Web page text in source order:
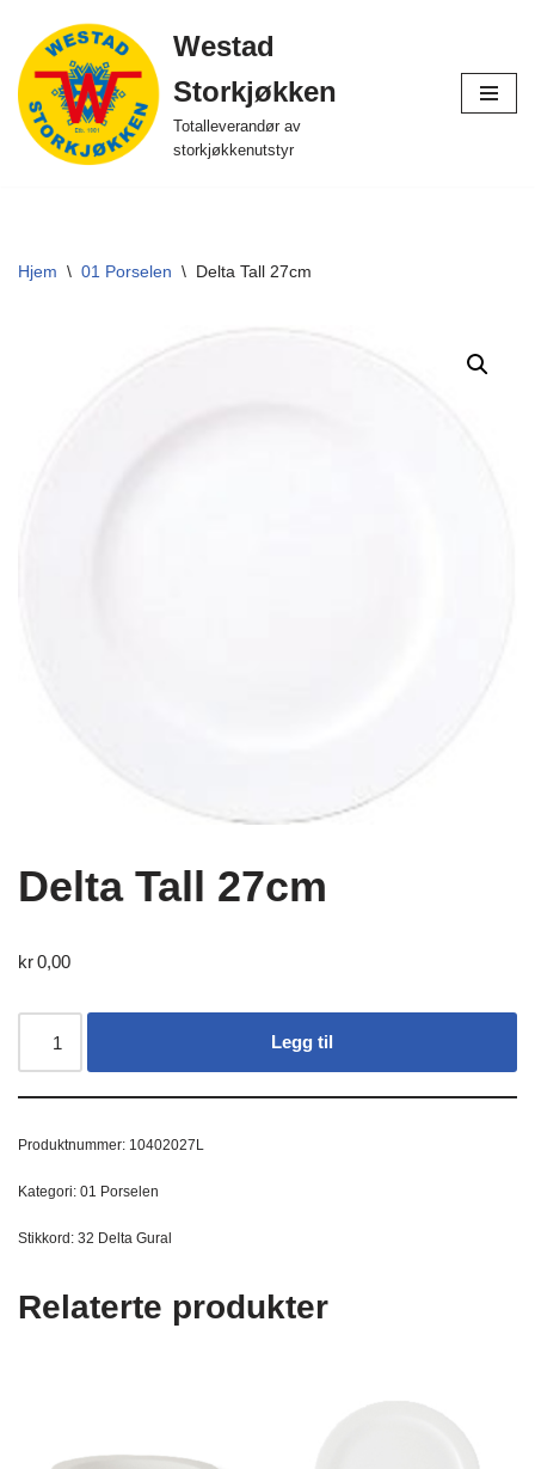
Hopp
til
innholdet
Westad
Storkjøkken
Totalleverandør av
storkjøkkenutstyr
Hjem \ 01 Porselen \ Delta Tall 27cm
Delta Tall 27cm
kr0,00
Legg til
Produktnummer: 10402027L
Kategori: 01 Porselen
Stikkord: 32 Delta Gural
Relaterte produkter